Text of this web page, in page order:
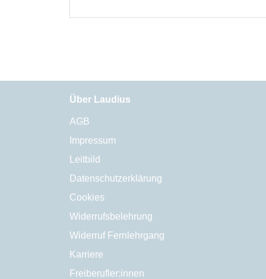
Über Laudius
AGB
Impressum
Leitbild
Datenschutzerklärung
Cookies
Widerrufsbelehrung
Widerruf Fernlehrgang
Karriere
Freiberufler:innen